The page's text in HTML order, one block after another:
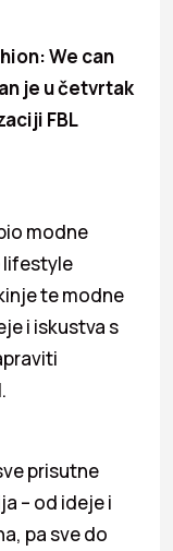
We can
je u četvrtak
FBL
modne
lifestyle
te modne
i iskustva s
prisutne
– od ideje i
pa sve do